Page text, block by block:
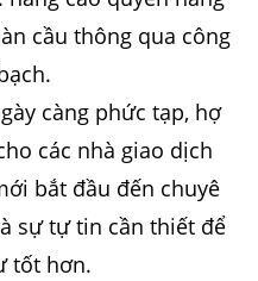
cầu thông qua công
càng phức tạp, hợ
các nhà giao dịch
bắt đầu đến chuyê
sự tự tin cần thiết để
tốt hơn.